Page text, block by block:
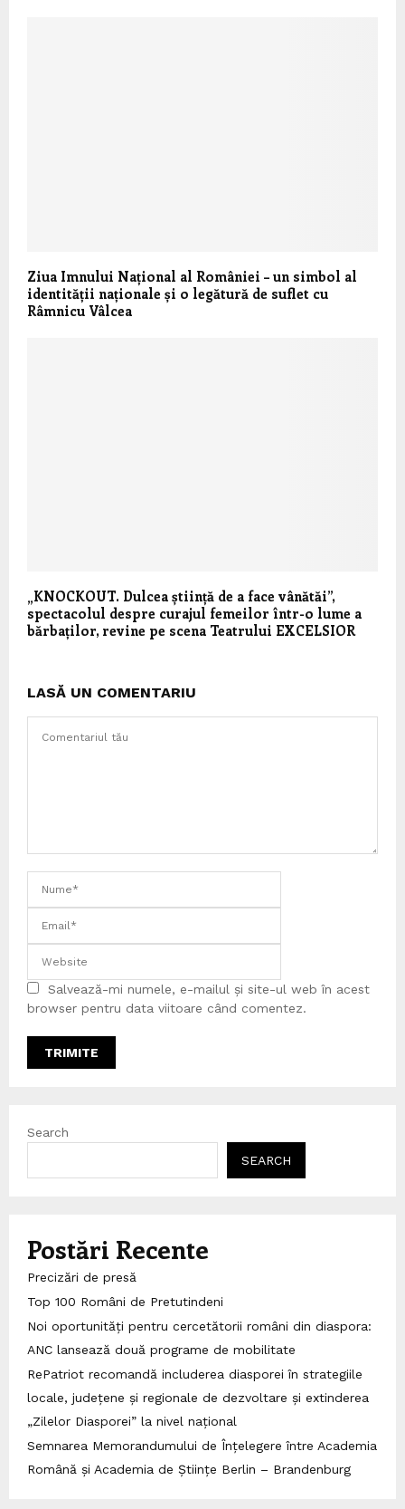
Ziua Imnului Național al României – un simbol al
identității naționale și o legătură de suflet cu
Râmnicu Vâlcea
„KNOCKOUT. Dulcea știință de a face vânătăi”,
spectacolul despre curajul femeilor într-o lume a
bărbaților, revine pe scena Teatrului EXCELSIOR
LASĂ UN COMENTARIU
Salvează-mi numele, e-mailul și site-ul web în acest
browser pentru data viitoare când comentez.
Search
SEARCH
Postări Recente
Precizări de presă
Top 100 Români de Pretutindeni
Noi oportunități pentru cercetătorii români din diaspora:
ANC lansează două programe de mobilitate
RePatriot recomandă includerea diasporei în strategiile
locale, județene și regionale de dezvoltare și extinderea
„Zilelor Diasporei” la nivel național
Semnarea Memorandumului de Înțelegere între Academia
Română și Academia de Științe Berlin – Brandenburg